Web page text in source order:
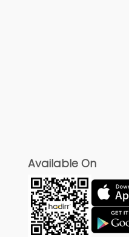
Available On